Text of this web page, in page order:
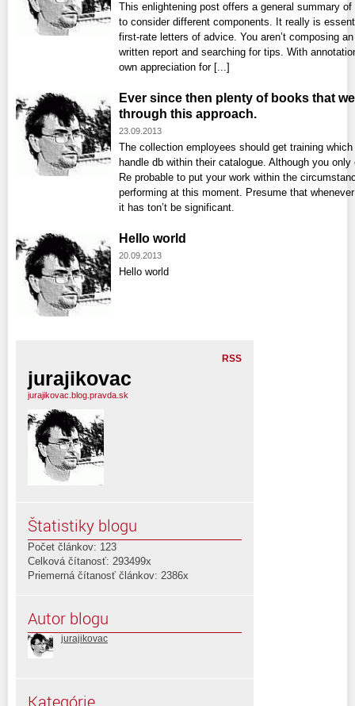
This enlightening post offers a general summary
to consider different components. It really is
first-rate letters of advice. You aren’t composing
written report and searching for tips. With
own appreciation for [...]
Ever since then plenty of books that
through this approach.
23.09.2013
The collection employees should get training
handle db within their catalogue. Although you
Re probable to put your work within the
performing at this moment. Presume that
it has ton’t be significant.
Hello world
20.09.2013
Hello world
RSS
jurajikovac
jurajikovac.blog.pravda.sk
Štatistiky blogu
Počet článkov: 123
Celková čítanosť: 293499x
Priemerná čítanosť článkov: 2386x
Autor blogu
jurajikovac